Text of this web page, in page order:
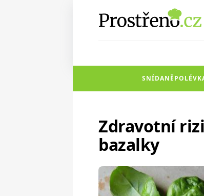
SNÍDANĚ
Zdravotní
bazalky